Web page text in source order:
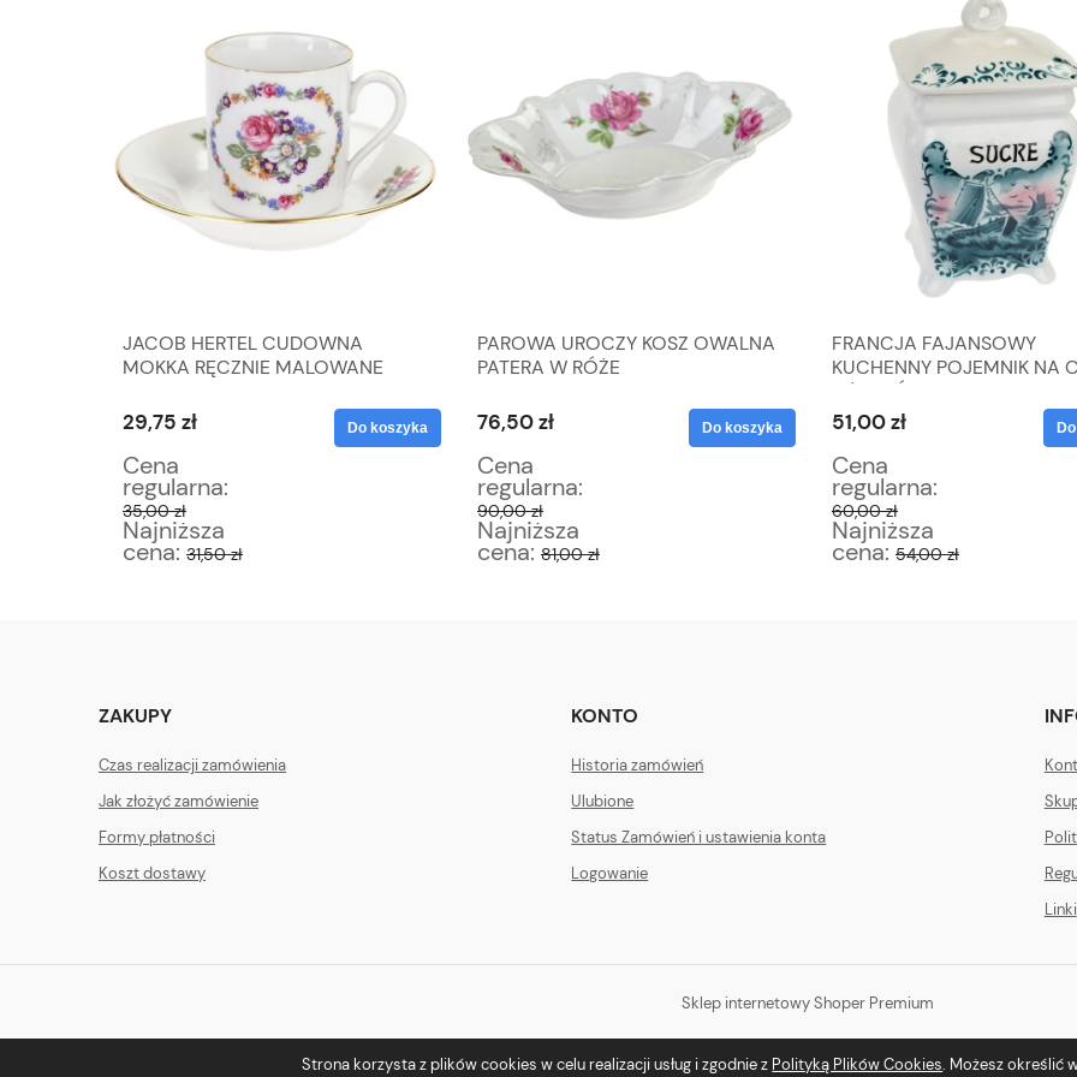
Strona korzysta z plików cookies w celu realizacji usług i zgodnie z Polityką Plików Cookies. Możesz określić
JACOB HERTEL CUDOWNA
MOKKA RĘCZNIE MALOWANE
29,75 zł
Cena
regularna:
35,00 zł
Najniższa
cena: 31,50 zł
Do koszyka
PAROWA UROCZY KOSZ OWALNA
PATERA W RÓŻE
76,50 zł
Cena
regularna:
90,00 zł
Najniższa
cena: 81,00 zł
Do koszyka
FRANCJA FAJANSOWY
KUCHENNY POJEMNIK NA
Z ŻAGLÓWKĄ
51,00 zł
Cena
regularna:
60,00 zł
Najniższa
cena: 54,00 zł
ZAKUPY
Czas realizacji zamówienia
Jak złożyć zamówienie
Formy płatności
Koszt dostawy
KONTO
Historia zamówień
Ulubione
Status Zamówień i ustawienia konta
Logowanie
Linki
Sklep internetowy Shoper Premium